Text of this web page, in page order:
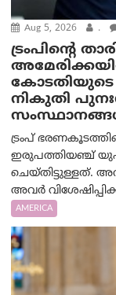
Aug 5, 2026 .
ട്രംപിന്റെ
കോടതിയുടെ
നികുതി
ട്രംപ്
ഇരുപത്തിയഞ്ച്
ചെയ്തിട്ടുള്ളത്.
അവര്‍
AMERICA